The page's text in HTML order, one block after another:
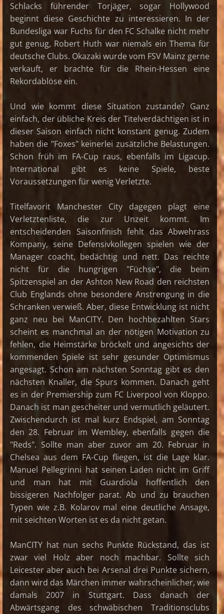
Schlacks führender Torjäger, sogar Hollywood
beginnt diese Geschichte zu interessieren. In der
Bundesliga war Fuchs für den FC Schalke nicht mehr
gut genug, Robert Huth war niemals ein Thema für
deutsche Clubs. Okazaki wurde vom FSV Mainz gerne
verkauft, er brachte für die Rhein-Hessen eine
Rekordablöse ein.
Und wie kommt diese Situation zustande? Ganz
einfach, der übliche Kreis der Titelverdächtigen ist in
dieser Saison einfach nicht konstant genug. Zudem
haben die "Foxes" keinerlei zusätzliche Belastungen.
Schon früh im FA-Cup raus, ebenfalls im Ligacup.
International gibt es keine Spiele, beste
Voraussetzungen für wenig Verletzte.
Titelfavorit Manchester City dagegen plagt eine
Verletztenliste, die zur Unzeit kommt. Im
entscheidenden Saisonfinish fehlt das Abwehrass
Kompany, seine Defensivkollegen spielen wie der
Manager coacht, bedächtig und nett. Das reichte
nicht für die hungrigen "Füchse", die beim
Spitzenspiel an der Ashton New Road den reichsten
Club Englands ohne besondere Anstrengung in die
Schranken verwieß. Aber, diese Entwicklung ist nicht
ganz neu bei ManCITY. Den hochbezahlten Stars
scheint es manchmal an der nötigen Motivation zu
fehlen, die Heimstärke bröckelt und angesichts der
kommenden Spiele ist sehr gesunder Optimismus
angesagt. Schon am nächsten Sonntag gibt es den
nächsten Knaller, die Spurs kommen. Danach geht
es in der Premiership zum FC Liverpool von Kloppo.
Danach ist man gescheiter und vermutlich geläutert.
Zwischendurch ist mal kurz Endspiel, am Sonntag
den 28. Februar im Wembley, ebenfalls gegen die
"Reds". Sollte man aber zuvor am 20. Februar in
Chelsea aus dem FA-Cup fliegen, ist die Lage klar.
Manuel Pellegrinni hat seinen Laden nicht im Griff
und man hat mit Guardiola hoffentlich den
bissigeren Nachfolger parat. Ab und zu brauchen
Typen wie z.B. Kolarov mal eine deutliche Ansage,
mit seichten Worten ist es da nicht getan.
ManCITY hat nun sechs Punkte Rückstand, das ist
zwar viel Holz aber noch machbar. Sollte sich
Leicester aber auch bei Arsenal drei Punkte sichern,
dann wird das Märchen immer wahrscheinlicher, wie
damals 2007 in Stuttgart. Dass danach der
Abwärtsgang des schwäbischen Traditionsclubs